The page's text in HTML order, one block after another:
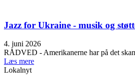
Jazz for Ukraine - musik og
4. juni 2026
RÅDVED - Amerikanerne har på det
Læs mere
Lokalnyt